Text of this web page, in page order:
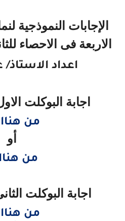
الإجابات النموذجية
الاربعة فى الاحصاء
اعداد الاستاذ/
اجابة البوكلت
من
أو
من
اجابة البوكلت
من